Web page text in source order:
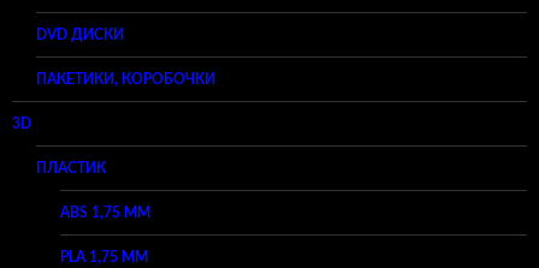
DVD ДИСКИ
ПАКЕТИКИ, КОРОБОЧКИ
3D
ПЛАСТИК
ABS 1,75 ММ
PLA 1,75 ММ